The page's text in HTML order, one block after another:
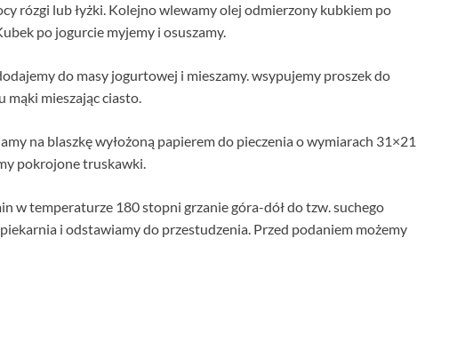
rózgi lub łyżki. Kolejno wlewamy olej odmierzony kubkiem po
po jogurcie myjemy i osuszamy.
do masy jogurtowej i mieszamy. wsypujemy proszek do
mąki mieszając ciasto.
na blaszkę wyłożoną papierem do pieczenia o wymiarach 31×21
pokrojone truskawki.
w temperaturze 180 stopni grzanie góra-dół do tzw. suchego
i odstawiamy do przestudzenia. Przed podaniem możemy